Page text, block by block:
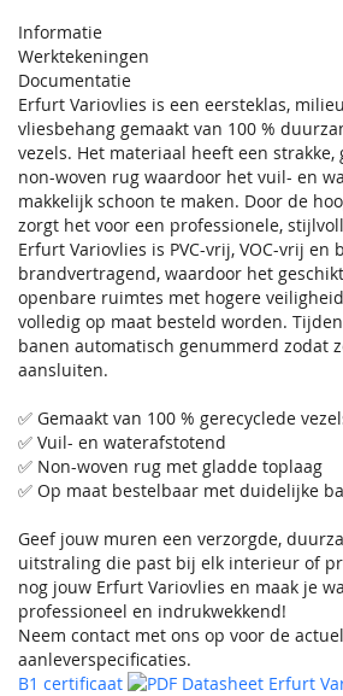
Informatie
Werktekeningen
Documentatie
Erfurt Variovlies is een eersteklas,
vliesbehang gemaakt van 100 %
vezels. Het materiaal heeft een
non-woven rug waardoor het vuil- en
makkelijk schoon te maken. Door de
zorgt het voor een professionele,
Erfurt Variovlies is PVC-vrij, VOC-vrij en
brandvertragend, waardoor het
openbare ruimtes met hogere
volledig op maat besteld worden.
banen automatisch genummerd zodat
aansluiten.
✅ Gemaakt van 100 % gerecyclede
✅ Vuil- en waterafstotend
✅ Non-woven rug met gladde toplaag
✅ Op maat bestelbaar met duidelijke
Geef jouw muren een verzorgde,
uitstraling die past bij elk interieur of
nog jouw Erfurt Variovlies en maak je
professioneel en indrukwekkend!
Neem contact met ons op voor de
aanleverspecificaties.
B1 certificaat
Datasheet Erfurt